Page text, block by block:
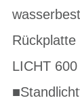
LICHT 600